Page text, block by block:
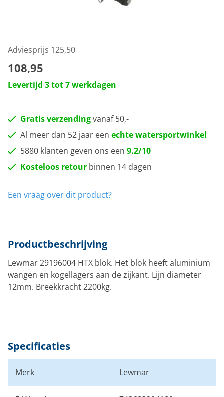
Adviesprijs 125,50
108,95
Levertijd 3 tot 7 werkdagen
Gratis verzendingvanaf 50,-
Al meer dan 52 jaar een echte watersportwinkel
5880 klanten geven ons een 9.2/10
Kosteloos retour binnen 14 dagen
Een vraag over dit product?
Productbeschrijving
Lewmar 29196004 HTX blok. Het blok heeft aluminium
wangen en kogellagers aan de zijkant. Lijn diameter
12mm. Breekkracht 2200kg.
Specificaties
Merk Lewmar